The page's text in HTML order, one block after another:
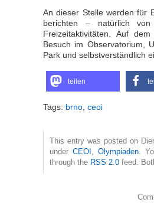
An dieser Stelle werden für
berichten – natürlich
Freizeitaktivitäten. Auf
Besuch im Observatorium,
Park und selbstverständlich
teilen
Tags: brno ceoi
This entry was posted on
under CEOI , Olympiaden.
through the RSS 2.0 feed.